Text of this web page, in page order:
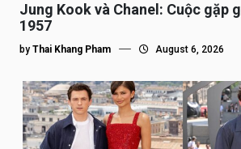
Jung Kook và Chanel: Cuộc gặp
1957
by Thai Khang Pham August 6, 2026